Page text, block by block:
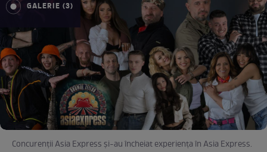
GALERIE (3)
Concurenții Asia Express și-au încheiat experiența în Asia Express.